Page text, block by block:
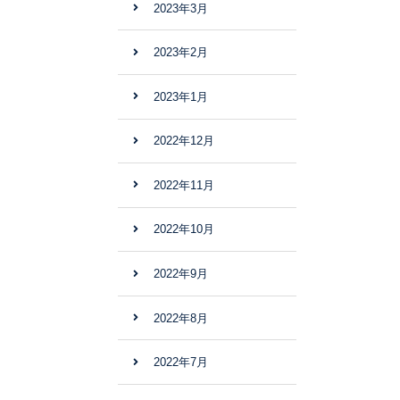
2023年3月
2023年2月
2023年1月
2022年12月
2022年11月
2022年10月
2022年9月
2022年8月
2022年7月